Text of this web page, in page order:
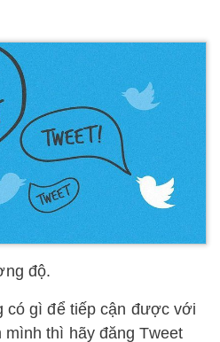
độ.
có gì để tiếp cận được với
thì hãy đăng Tweet